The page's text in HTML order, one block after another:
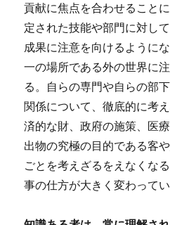
貢献に焦点を合わせること
定された技能や部門に対し
成果に注意を向けるように
一の場所である外の世界に
る。自らの専門や自らの部
関係について、徹底的に考
済的な財、政府の施策、医
出物の究極の目的である客
ごとを考えざるをえなくな
事の仕方が大きく変わって